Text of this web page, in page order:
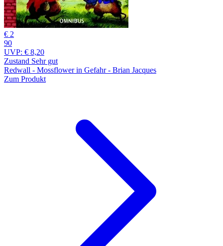
€ 2
90
UVP: € 8,20
Zustand Sehr gut
Redwall - Mossflower in Gefahr - Brian Jacques
Zum Produkt